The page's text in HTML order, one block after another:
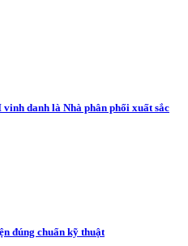
danh là Nhà phân phối xuất sắc
đúng chuẩn kỹ thuật